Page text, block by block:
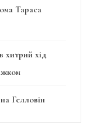
Тараса
хитрий хід
Гелловін